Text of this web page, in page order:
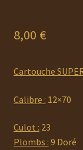
8,00 €
Cartouche
Calibre : 12×70
Culot : 23
Plombs : 9 Doré